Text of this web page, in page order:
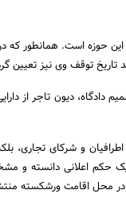
حوزه است. همانطور
تاریخ توقف وی نیز تعیین
دادگاه، دیون تاجر از
و شرکای تجاری،
یک حکم اعلانی دانسته
در محل اقامت ورشکسته